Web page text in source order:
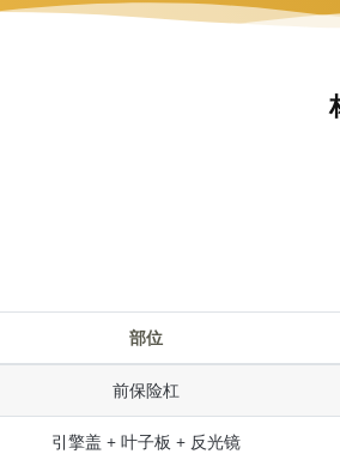
部位
前保险杠
引擎盖 + 叶子板 + 反光镜